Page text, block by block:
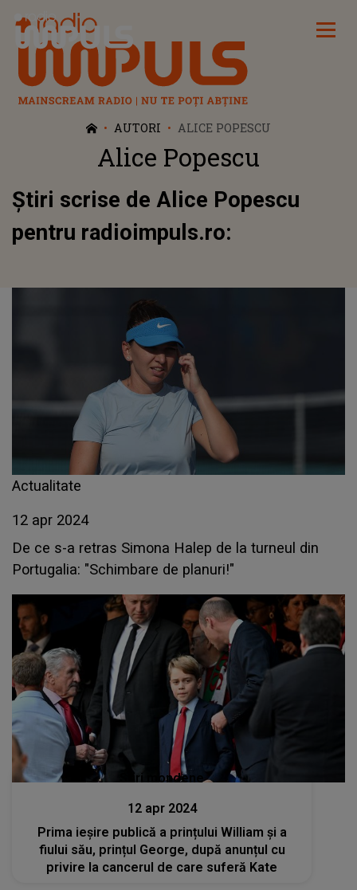
Radio Impuls
AUTORI ALICE POPESCU
Alice Popescu
Știri scrise de Alice Popescu
pentru radioimpuls.ro:
Actualitate
12 apr 2024
De ce s-a retras Simona Halep de la turneul din
Portugalia: "Schimbare de planuri!"
Stiri mondene
12 apr 2024
Prima ieșire publică a prințului William și a
fiului său, prințul George, după anunțul cu
privire la cancerul de care suferă Kate